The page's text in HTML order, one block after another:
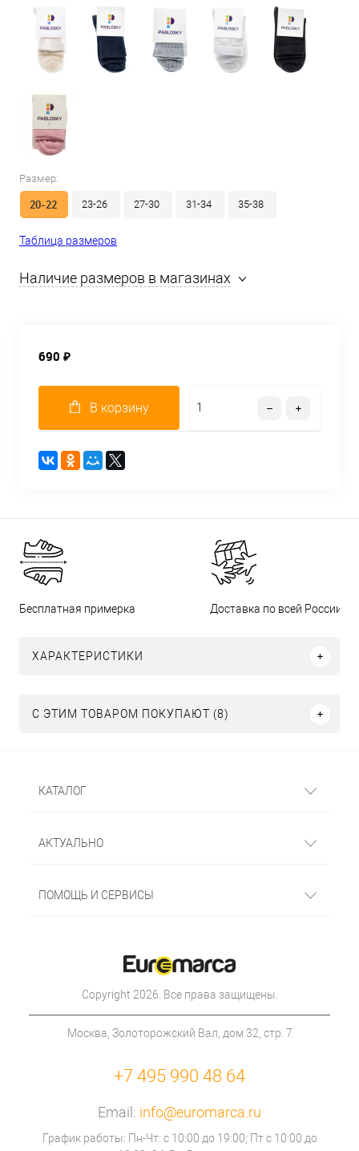
Размер:
20-22 23-26 27-30 31-34 35-38
Таблица размеров
Наличие размеров в магазинах
690 ₽
В корзину
Бесплатная примерка Доставка по всей России
ХАРАКТЕРИСТИКИ
С ЭТИМ ТОВАРОМ ПОКУПАЮТ (8)
КАТАЛОГ
АКТУАЛЬНО
ПОМОЩЬ И СЕРВИСЫ
Copyright 2026. Все права защищены.
Москва, Золоторожский Вал, дом 32, стр. 7
+7 495 990 48 64
Email: info@euromarca.ru
График работы: Пн-Чт: с 10:00 до 19:00; Пт с 10:00 до